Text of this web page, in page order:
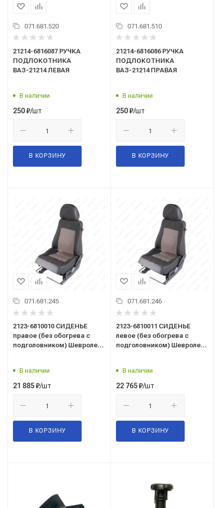
071.681.520
21214-6816087 РУЧКА
ПОДЛОКОТНИКА
ВАЗ-21214 ЛЕВАЯ
В наличии
250₽/шт
В КОРЗИНУ
071.681.510
21214-6816086 РУЧКА
ПОДЛОКОТНИКА
ВАЗ-21214 ПРАВАЯ
В наличии
250₽/шт
В КОРЗИНУ
071.681.245
2123-6810010 СИДЕНЬЕ
правое (без обогрева с
подголовником) Шевроле-
В наличии
21 885₽/шт
В КОРЗИНУ
071.681.246
2123-6810011 СИДЕНЬЕ
левое (без обогрева с
подголовником) Шевроле-
В наличии
22 765₽/шт
В КОРЗИНУ